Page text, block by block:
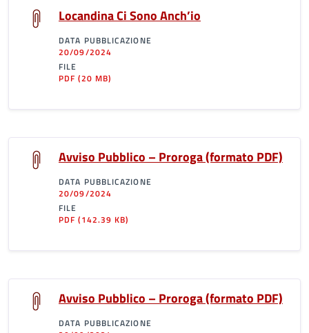
Locandina Ci Sono Anch’io
DATA PUBBLICAZIONE
20/09/2024
FILE
PDF(20 MB)
Avviso Pubblico – Proroga (formato PDF)
DATA PUBBLICAZIONE
20/09/2024
FILE
PDF(142.39 KB)
Avviso Pubblico – Proroga (formato PDF)
DATA PUBBLICAZIONE